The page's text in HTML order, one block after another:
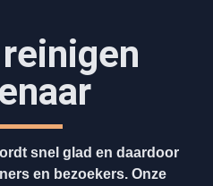
snel glad en daardoor
en bezoekers. Onze